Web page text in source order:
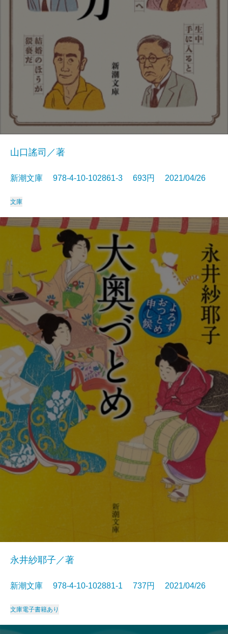
山口謠司／著
新潮文庫 978-4-10-102861-3 693円 2021/04/26
文庫
永井紗耶子／著
新潮文庫 978-4-10-102881-1 737円 2021/04/26
文庫電子書籍あり